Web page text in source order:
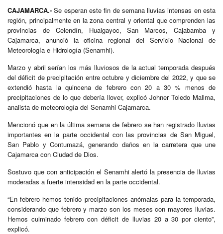
CAJAMARCA.- Se esperan este fin de semana lluvias intensas en esta
región, principalmente en la zona central y oriental que comprenden las
provincias de Celendín, Hualgayoc, San Marcos, Cajabamba y
Cajamarca, anunció la oficina regional del Servicio Nacional de
Meteorología e Hidrología (Senamhi).
Marzo y abril serían los más lluviosos de la actual temporada después
del déficit de precipitación entre octubre y diciembre del 2022, y que se
extendió hasta la quincena de febrero con 20 a 30 % menos de
precipitaciones de lo que debería llover, explicó Johner Toledo Mallma,
analista de meteorología del Senamhi Cajamarca.
Mencionó que en la última semana de febrero se han registrado lluvias
importantes en la parte occidental con las provincias de San Miguel,
San Pablo y Contumazá, generando daños en la carretera que une
Cajamarca con Ciudad de Dios.
Sostuvo que con anticipación el Senamhi alertó la presencia de lluvias
moderadas a fuerte intensidad en la parte occidental.
“En febrero hemos tenido precipitaciones anómalas para la temporada,
considerando que febrero y marzo son los meses con mayores lluvias.
Hemos culminado febrero con déficit de lluvias 20 a 30 por ciento”,
explicó.